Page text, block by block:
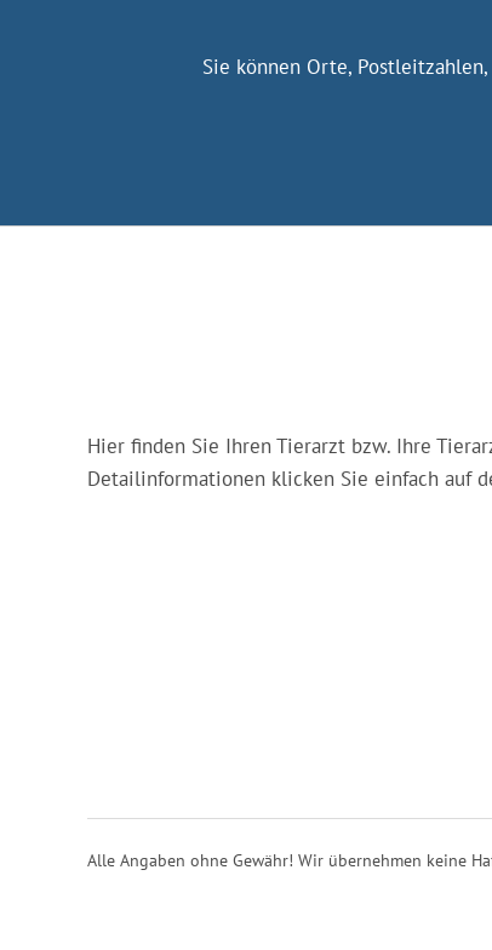
Sie können Orte,
Hier finden Sie Ihren Tierarzt bzw. Ihre
Detailinformationen klicken Sie einfach auf
Alle Angaben ohne Gewähr! Wir übernehmen keine